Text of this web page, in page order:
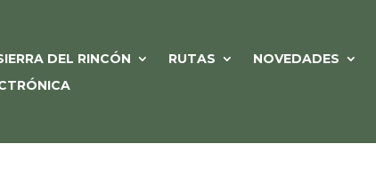
DEL RINCÓN RUTAS NOVEDADES